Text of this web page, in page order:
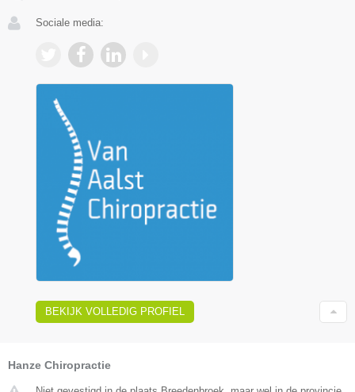
Sociale media:
BEKIJK VOLLEDIG PROFIEL
Hanze Chiropractie